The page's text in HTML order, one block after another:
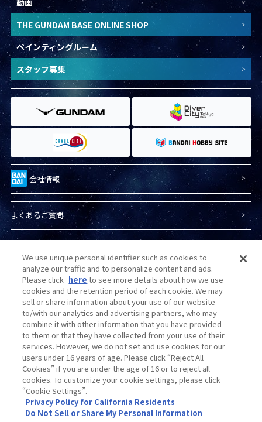
THE GUNDAM BASE ONLINE SHOP
ペインティングルーム
スタッフ募集
会社情報
よくあるご質問
プライバシーオプション
商品（ガンプラ）に関するお問い合わせ
Do Not Sell or Share My Personal Information
カスタマーハラスメントに 対する基本的な対応方針
We use unique personal identifier such as cookies to
analyze our traffic and to personalize content and ads.
Please click here to see more details about how we use
cookies and the retention period of each cookie. We may
sell or share information about your use of our website
to/with our analytics and advertising partners, who may
combine it with other information that you have provided
to them or that they have collected from your use of their
services. However, we do not set and use cookies for our
users under 16 years of age. Please click “Reject All
Cookies” if you are under the age of 16 or to reject all
cookies. To customize your cookie settings, please click
“Cookie Settings”.
Privacy Policy for California Residents
Do Not Sell or Share My Personal Information